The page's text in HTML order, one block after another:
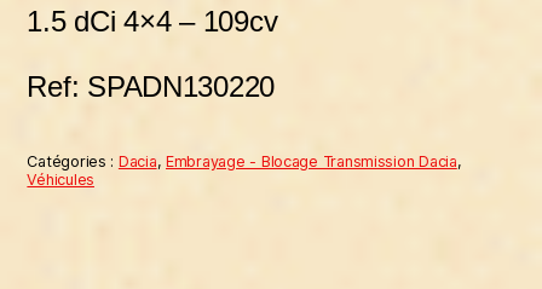
1.5 dCi 4×4 – 109cv
Ref: SPADN130220
Catégories : Dacia,Embrayage - Blocage Transmission Dacia,
Véhicules